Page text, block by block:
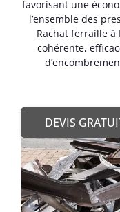
favorisant une
l’ensemble des
Rachat ferraille
cohérente,
DEVIS